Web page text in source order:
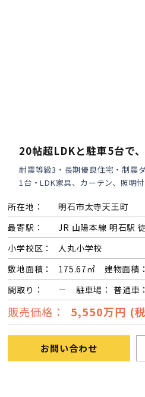
20帖超LDKと駐車5台で
耐震等級3・長期優良住宅・制震
1台・LDK家具、カーテン、照明
所在地：
明石市太寺天王町
最寄駅：
JR 山陽本線 明石駅
小学校区：
人丸小学校
敷地面積：
175.67㎡ 建物面積
間取り：
－ 駐車場： 普通車
販売価格： 5,550万円 (
お問い合わせ